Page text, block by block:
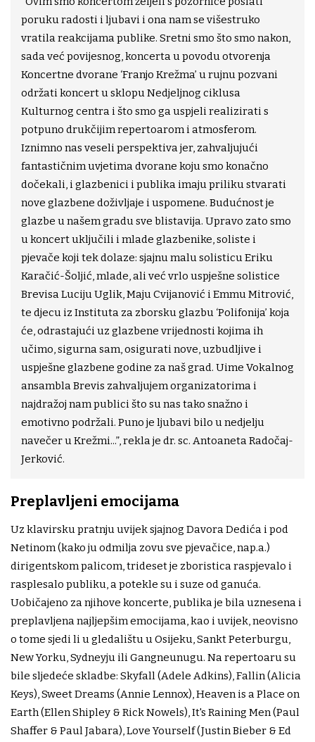
poruku radosti i ljubavi i ona nam se višestruko
vratila reakcijama publike. Sretni smo što smo nakon,
sada već povijesnog, koncerta u povodu otvorenja
Koncertne dvorane ‘Franjo Krežma’ u rujnu pozvani
održati koncert u sklopu Nedjeljnog ciklusa
Kulturnog centra i što smo ga uspjeli realizirati s
potpuno drukčijim repertoarom i atmosferom.
Iznimno nas veseli perspektiva jer, zahvaljujući
fantastičnim uvjetima dvorane koju smo konačno
dočekali, i glazbenici i publika imaju priliku stvarati
nove glazbene doživljaje i uspomene. Budućnost je
glazbe u našem gradu sve blistavija. Upravo zato smo
u koncert uključili i mlade glazbenike, soliste i
pjevače koji tek dolaze: sjajnu malu solisticu Eriku
Karačić-Šoljić, mlade, ali već vrlo uspješne solistice
Brevisa Luciju Uglik, Maju Cvijanović i Emmu Mitrović,
te djecu iz Instituta za zborsku glazbu ‘Polifonija’ koja
će, odrastajući uz glazbene vrijednosti kojima ih
učimo, sigurna sam, osigurati nove, uzbudljive i
uspješne glazbene godine za naš grad. Uime Vokalnog
ansambla Brevis zahvaljujem organizatorima i
najdražoj nam publici što su nas tako snažno i
emotivno podržali. Puno je ljubavi bilo u nedjelju
navečer u Krežmi...”, rekla je dr. sc. Antoaneta Radočaj-
Jerković.
Preplavljeni emocijama
Uz klavirsku pratnju uvijek sjajnog Davora Dedića i pod
Netinom (kako ju odmilja zovu sve pjevačice, nap.a.)
dirigentskom palicom, trideset je zboristica raspjevalo i
rasplesalo publiku, a potekle su i suze od ganuća.
Uobičajeno za njihove koncerte, publika je bila uznesena i
preplavljena najljepšim emocijama, kao i uvijek, neovisno
o tome sjedi li u gledalištu u Osijeku, Sankt Peterburgu,
New Yorku, Sydneyju ili Gangneunugu. Na repertoaru su
bile sljedeće skladbe: Skyfall (Adele Adkins), Fallin (Alicia
Keys), Sweet Dreams (Annie Lennox), Heaven is a Place on
Earth (Ellen Shipley & Rick Nowels), It's Raining Men (Paul
Shaffer & Paul Jabara), Love Yourself (Justin Bieber & Ed